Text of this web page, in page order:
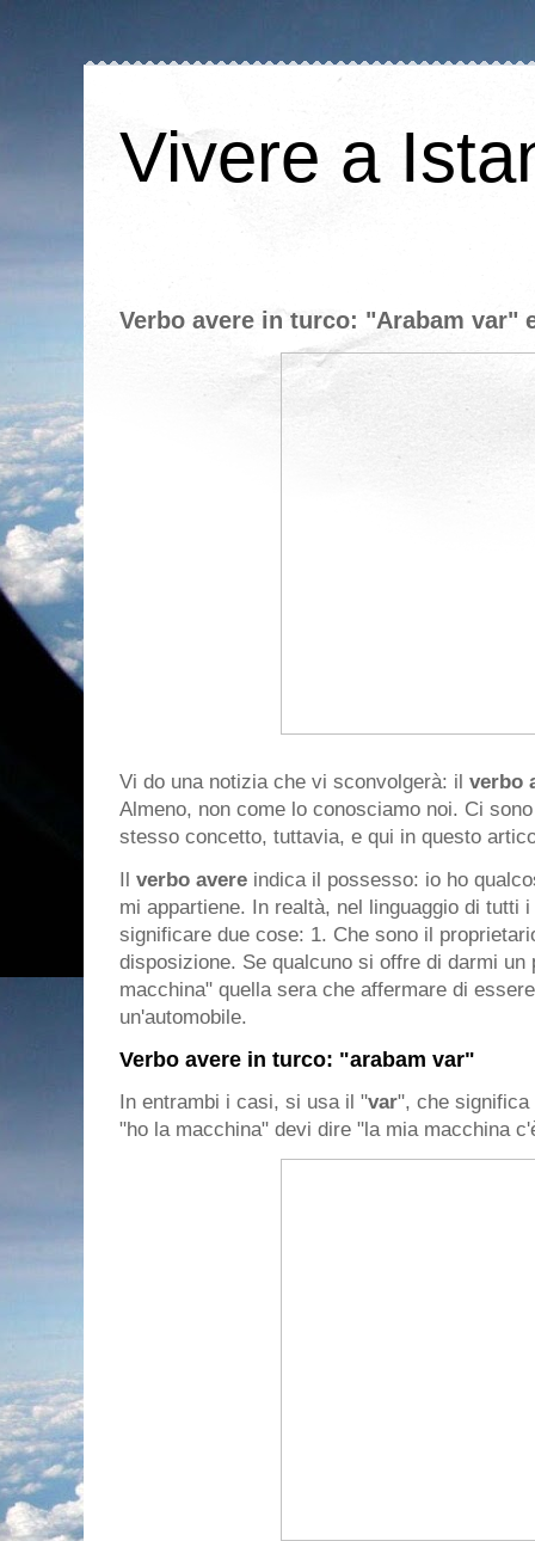
Vivere a
Verbo avere in turco: "Arabam var"
Vi do una notizia che vi sconvolgerà: il verbo
Almeno, non come lo conosciamo noi. Ci
stesso concetto, tuttavia, e qui in questo
Il verbo avere indica il possesso: io ho
mi appartiene. In realtà, nel linguaggio di tutti
significare due cose: 1. Che sono il
disposizione. Se qualcuno si offre di darmi
macchina" quella sera che affermare di
un'automobile.
Verbo avere in turco: "arabam var"
In entrambi i casi, si usa il "var", che significa
"ho la macchina" devi dire "la mia macchina